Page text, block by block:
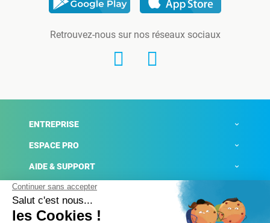
Retrouvez-nous sur nos réseaux sociaux
ENTREPRISE
ESPACE PRO
AIDE & SUPPORT
ACTUALITÉS